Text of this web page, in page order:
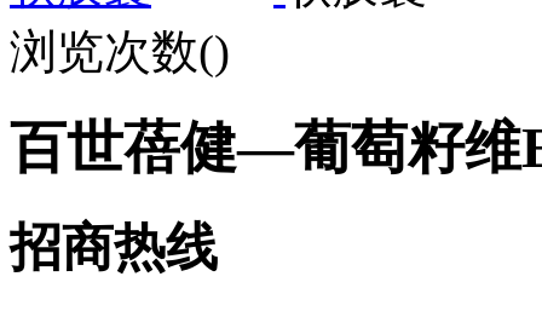
浏览次数()
百世蓓健—葡萄籽维
招商热线